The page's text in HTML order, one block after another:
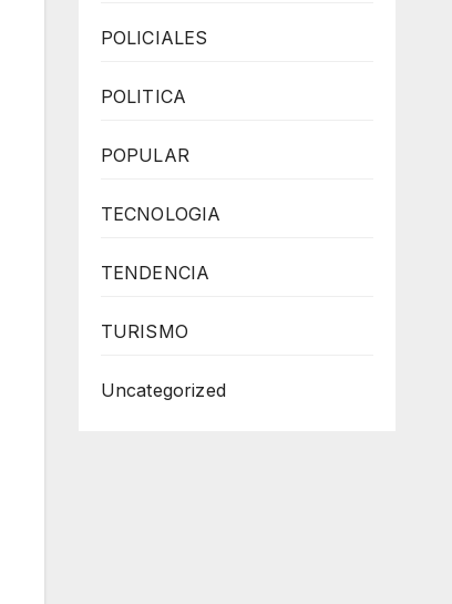
POLICIALES
POLITICA
POPULAR
TECNOLOGIA
TENDENCIA
TURISMO
Uncategorized